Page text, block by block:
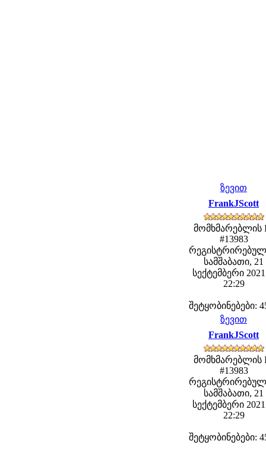
ზევით
FrankJScott
მომხმარებლის
#13983
სამშაბათი, 21
სექტემბერი
22:29
შეტყობინებები:
ზევით
FrankJScott
მომხმარებლის
#13983
სამშაბათი, 21
სექტემბერი
22:29
შეტყობინებები: